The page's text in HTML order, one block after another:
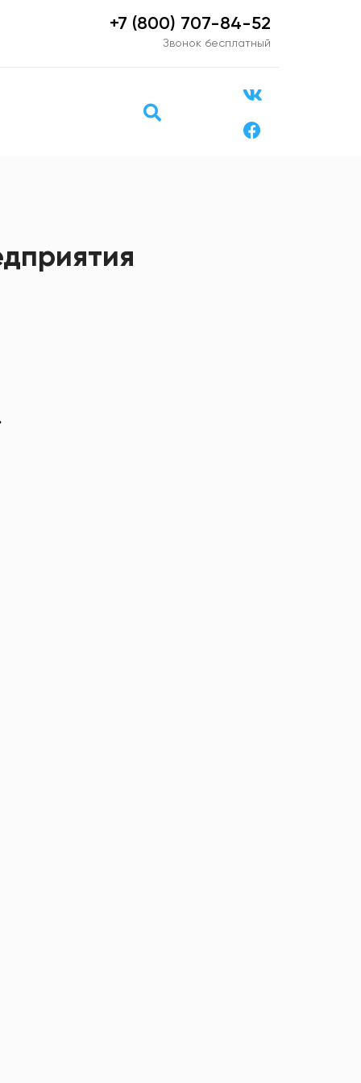
+7 (800) 707-84-52
Звонок бесплатный